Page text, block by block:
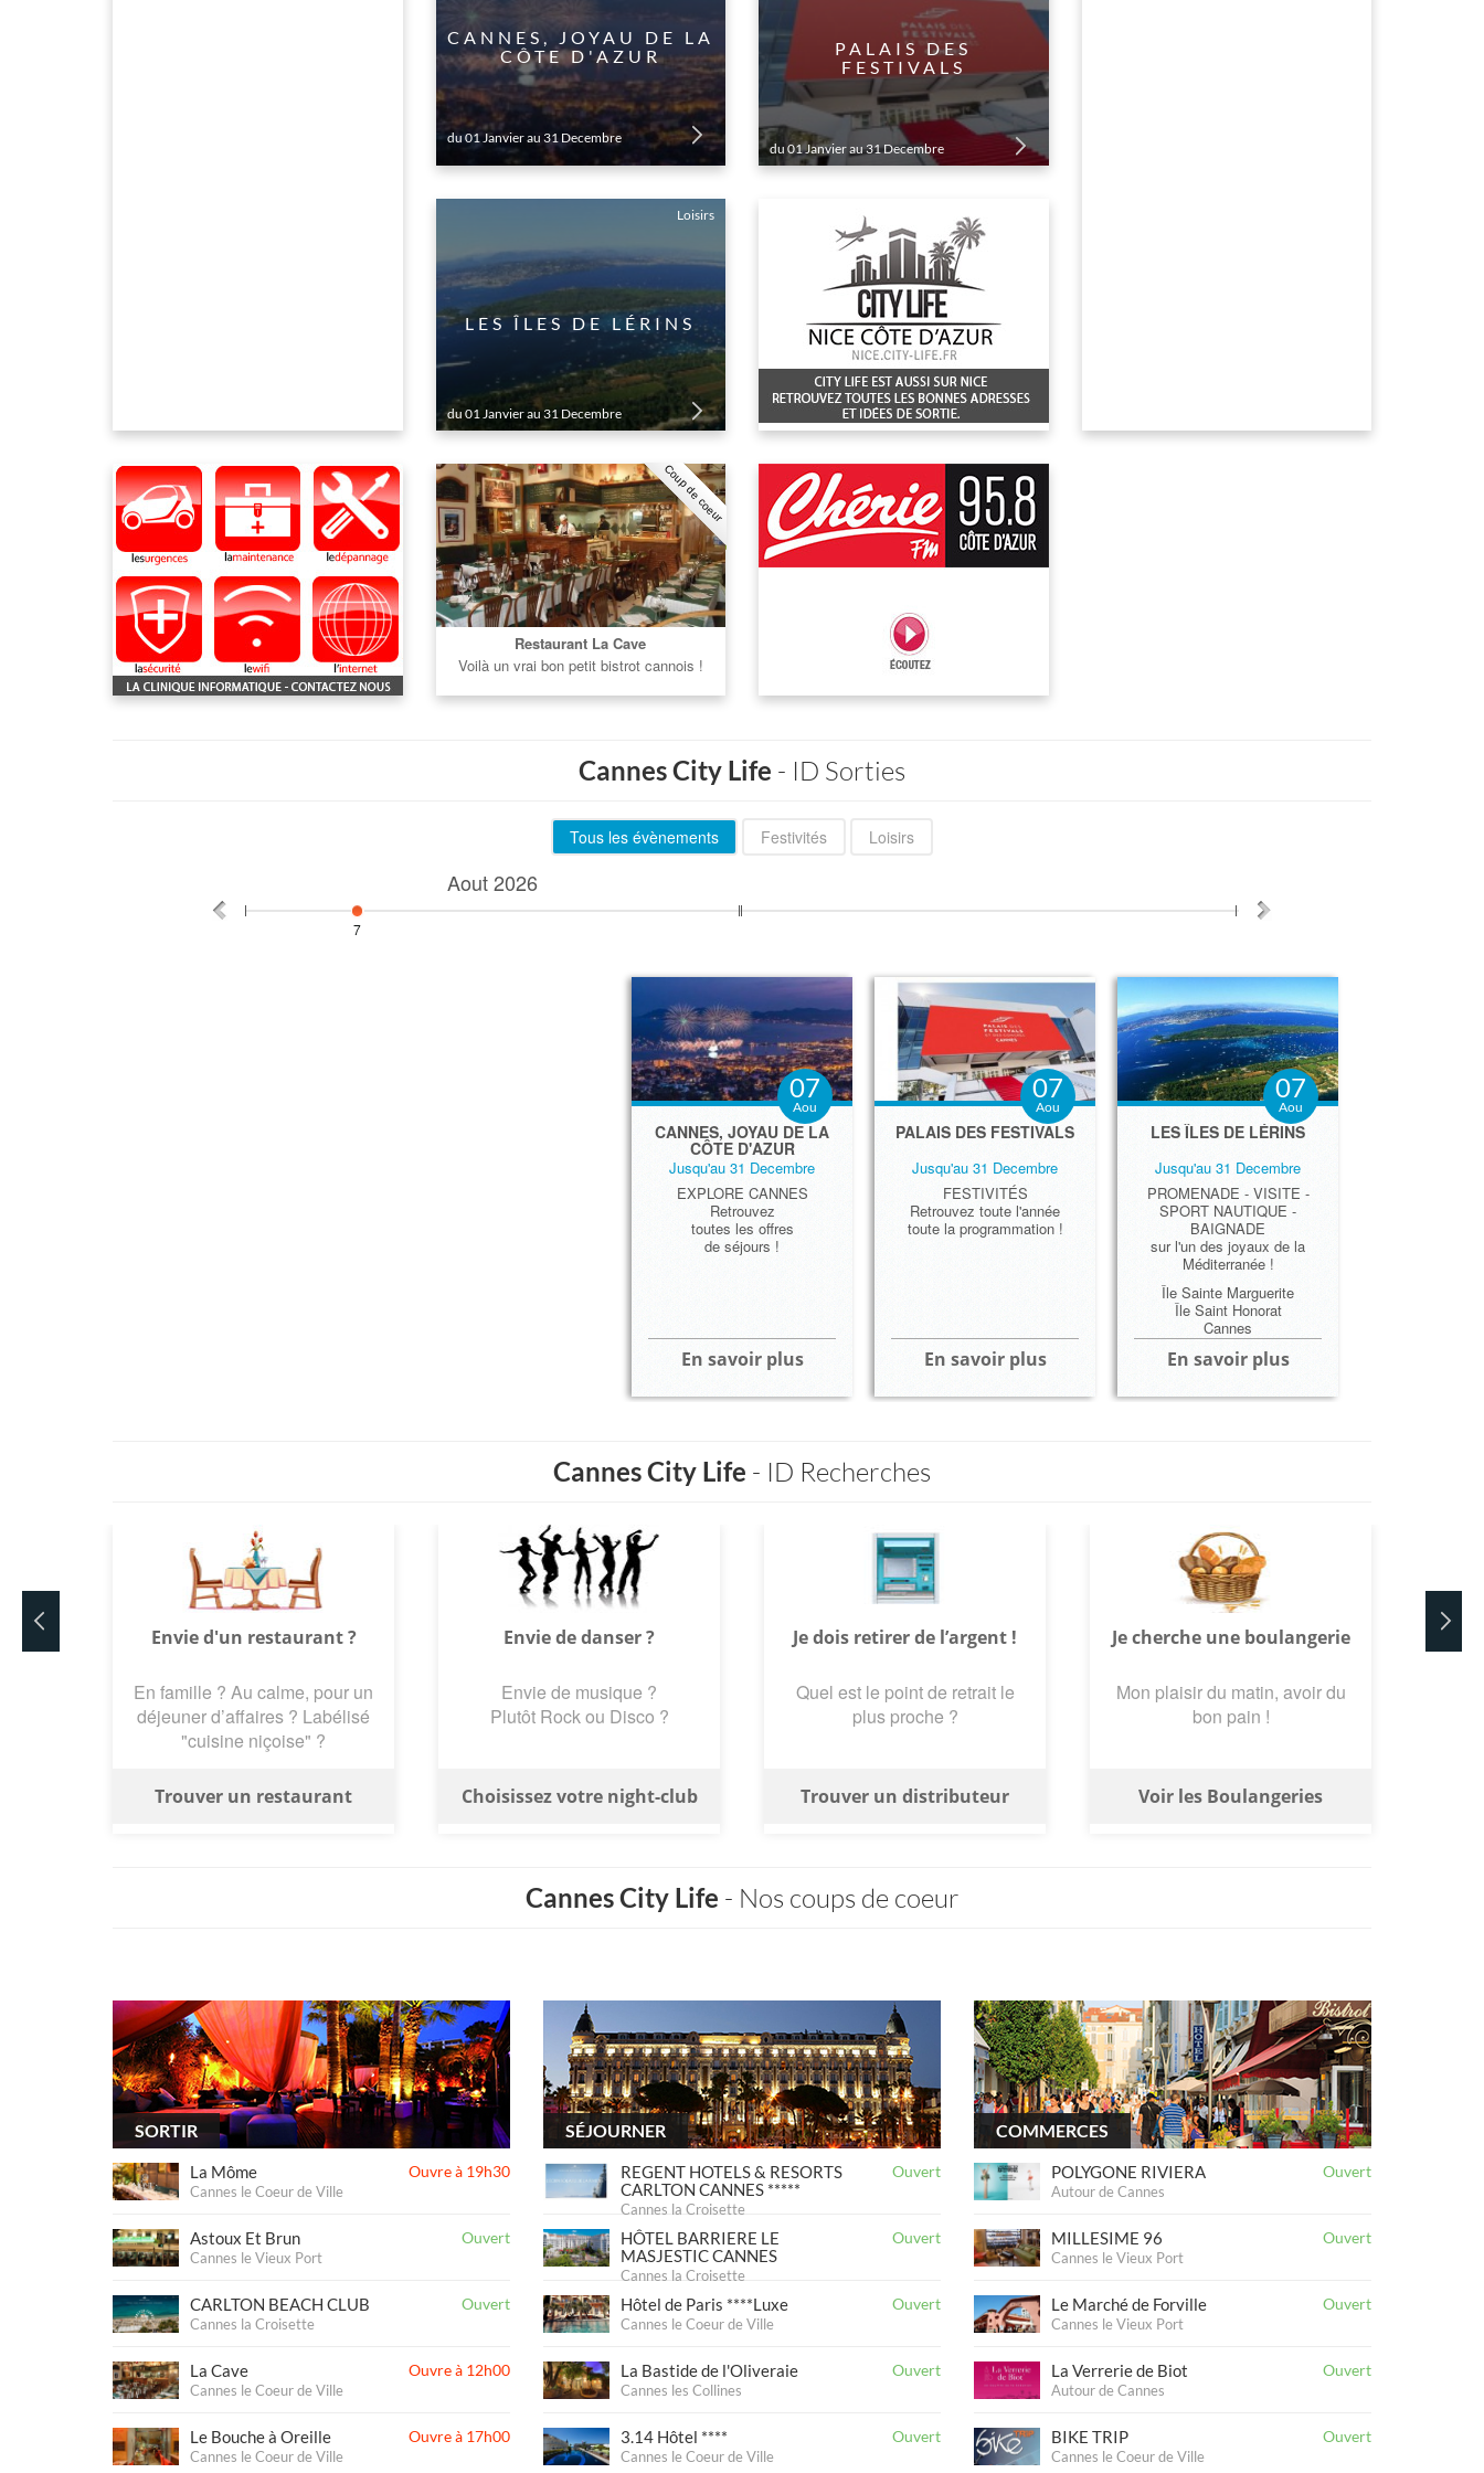
CANNES, JOYAU DE LA
CÔTE D'AZUR
du 01 Janvier au 31 Decembre
PALAIS DES
FESTIVALS
du 01 Janvier au 31 Decembre
Loisirs
LES ÎLES DE LÉRINS
du 01 Janvier au 31 Decembre
Coup de coeur
Restaurant La Cave
Voilà un vrai bon petit bistrot cannois !
Cannes City Life - ID Sorties
Tous les évènements Festivités Loisirs
Aout2026
7
07
Aou
CANNES, JOYAU DE LA
CÔTE D'AZUR
Jusqu'au 31 Decembre
EXPLORE CANNES
Retrouvez
toutes les offres
de séjours !
En savoir plus
07
Aou
PALAIS DES FESTIVALS
Jusqu'au 31 Decembre
FESTIVITÉS
Retrouvez toute l'année
toute la programmation !
En savoir plus
07
Aou
LES ÎLES DE LÉRINS
Jusqu'au 31 Decembre
PROMENADE - VISITE -
SPORT NAUTIQUE -
BAIGNADE
sur l'un des joyaux de la
Méditerranée !
Île Sainte Marguerite
Île Saint Honorat
Cannes
En savoir plus
Cannes City Life - ID Recherches
Envie d'un restaurant ?
En famille ? Au calme, pour un
déjeuner d’affaires ? Labélisé
"cuisine niçoise" ?
Trouver un restaurant
Envie de danser ?
Envie de musique ?
Plutôt Rock ou Disco ?
Choisissez votre night-club
Je dois retirer de l’argent !
Quel est le point de retrait le
plus proche ?
Trouver un distributeur
Je cherche une boulangerie
Mon plaisir du matin, avoir du
bon pain !
Voir les Boulangeries
Cannes City Life - Nos coups de coeur
SORTIR
La Môme
Cannes le Coeur de Ville
Ouvre à 19h30
Astoux Et Brun
Cannes le Vieux Port
Ouvert
CARLTON BEACH CLUB
Cannes la Croisette
Ouvert
La Cave
Cannes le Coeur de Ville
Ouvre à 12h00
Le Bouche à Oreille
Cannes le Coeur de Ville
Ouvre à 17h00
SÉJOURNER
REGENT HOTELS & RESORTS
CARLTON CANNES *****
Cannes la Croisette
Ouvert
HÔTEL BARRIERE LE
MASJESTIC CANNES
Cannes la Croisette
Ouvert
Hôtel de Paris ****Luxe
Cannes le Coeur de Ville
Ouvert
La Bastide de l'Oliveraie
Cannes les Collines
Ouvert
3.14 Hôtel ****
Cannes le Coeur de Ville
Ouvert
COMMERCES
POLYGONE RIVIERA
Autour de Cannes
Ouvert
MILLESIME 96
Cannes le Vieux Port
Ouvert
Le Marché de Forville
Cannes le Vieux Port
Ouvert
La Verrerie de Biot
Autour de Cannes
Ouvert
BIKE TRIP
Cannes le Coeur de Ville
Ouvert